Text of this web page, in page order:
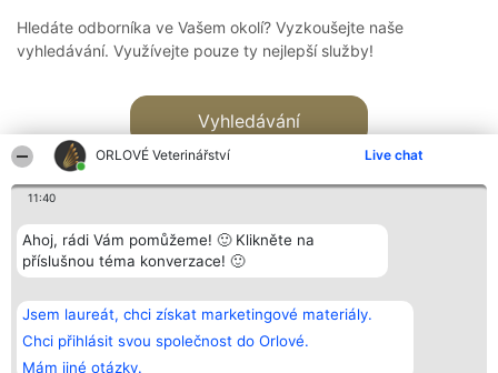
ORLOVÉ Veterinářství Live chat
11:40
Ahoj, rádi Vám pomůžeme! 🙂 Klikněte na
příslušnou téma konverzace! 🙂
Jsem laureát, chci získat marketingové materiály.
Chci přihlásit svou společnost do Orlové.
Mám jiné otázky.
Hledáte odborníka ve Vašem okolí? Vyzkoušejte naše
vyhledávání. Využívejte pouze ty nejlepší služby!
Vyhledávání
Bright Side Solutions sp. z o.
o. sp. k.
ul. Ruska 22
Wrocław 50-079
KRS 0000749100 | Regon
Vítězové
Seznam všech
laureátů
Zásady
Kontakt